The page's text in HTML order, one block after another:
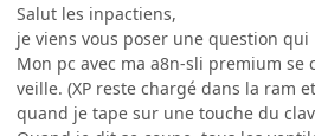
Salut les inpactiens,
je viens vous poser une question
Mon pc avec ma a8n-sli premium se
veille. (XP reste chargé dans la ram
quand je tape sur une touche du